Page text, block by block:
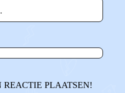
PLAATSEN!